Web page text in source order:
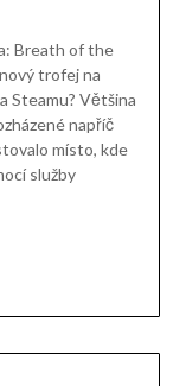
Breath of the
trofej na
Steamu? Většina
napříč
místo, kde
služby